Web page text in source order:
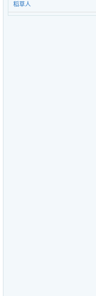
稻草人